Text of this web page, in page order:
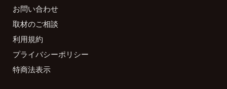
お問い合わせ
取材のご相談
利用規約
プライバシーポリシー
特商法表示